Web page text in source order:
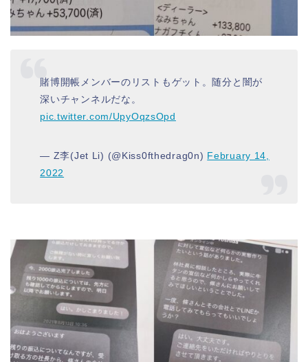
賭博開帳メンバーのリストもゲット。随分と闇が
深いチャンネルだな。
pic.twitter.com/UpyOqzsOpd
— Z李(Jet Li) (@Kiss0fthedrag0n) February 14,
2022